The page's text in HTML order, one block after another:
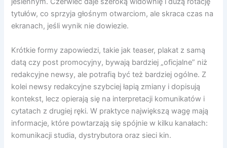
tytułów, co sprzyja głośnym otwarciom, ale skraca czas na
ekranach, jeśli wynik nie dowiezie.
Krótkie formy zapowiedzi, takie jak teaser, plakat z samą
datą czy post promocyjny, bywają bardziej „oficjalne” niż
redakcyjne newsy, ale potrafią być też bardziej ogólne. Z
kolei newsy redakcyjne szybciej łapią zmiany i dopisują
kontekst, lecz opierają się na interpretacji komunikatów i
cytatach z drugiej ręki. W praktyce największą wagę mają
informacje, które powtarzają się spójnie w kilku kanałach:
komunikacji studia, dystrybutora oraz sieci kin.